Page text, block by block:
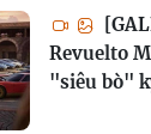
Revuelto
"siêu bò"